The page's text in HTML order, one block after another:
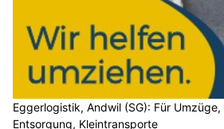
Eggerlogistik, Andwil (SG): Für Umzüge,
Entsorgung, Kleintransporte